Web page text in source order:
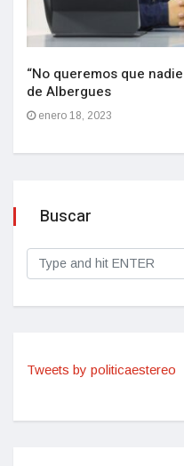
“No queremos que
de Albergues
enero 18, 2023
Buscar
Tweets by politicaestereo